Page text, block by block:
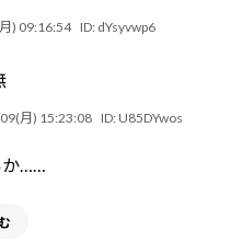
) 09:16:54 ID: dYsyvwp6
月) 15:23:08 ID: U85DYwos
か……